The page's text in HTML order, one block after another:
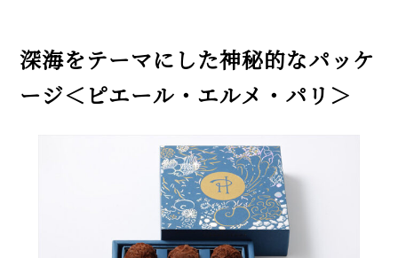
深海をテーマにした神秘的なパッケ
ージ＜ピエール・エルメ・パリ＞